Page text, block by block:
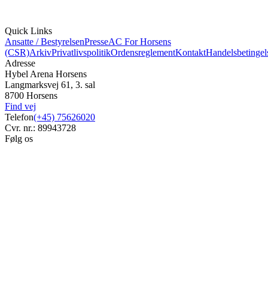
Quick Links
Ansatte / BestyrelsenPresseAC For Horsens
(CSR)ArkivPrivatlivspolitikOrdensreglementKontakt
Adresse
Hybel Arena Horsens
Langmarksvej 61, 3. sal
8700 Horsens
Find vej
Telefon(+45) 75626020
Cvr. nr.: 89943728
Følg os